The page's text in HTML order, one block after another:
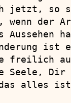
jetzt, so
wenn
freilich aus
Seele,
alles